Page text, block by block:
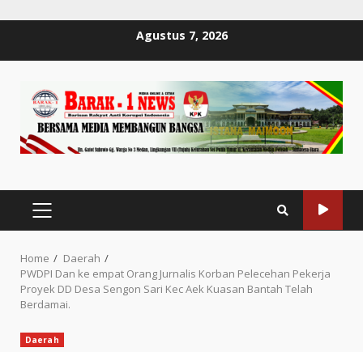
Agustus 7, 2026
PRIMARY
MENU
Home
Daerah
PWDPI Dan ke empat Orang Jurnalis Korban Pelecehan Pekerja
Proyek DD Desa Sengon Sari Kec Aek Kuasan Bantah Telah
Berdamai.
Daerah